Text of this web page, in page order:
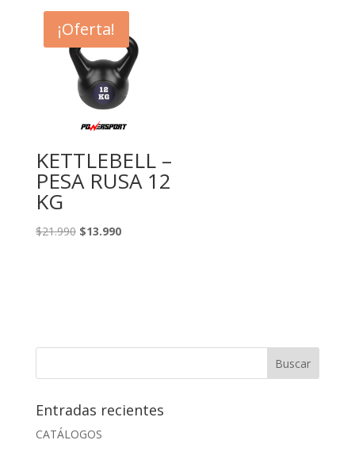
era:
$25.990.
es:
$15.990.
¡Oferta!
KETTLEBELL –
PESA RUSA 12
KG
$21.990 El
$13.990El
Entradas recientes
CATÁLOGOS